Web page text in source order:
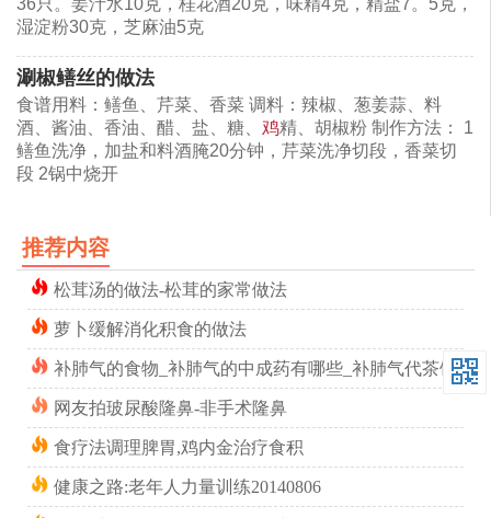
36只。姜汁水10克，桂花酒20克，味精4克，精盐7。5克，
湿淀粉30克，芝麻油5克
涮椒鳝丝的做法
食谱用料：鳝鱼、芹菜、香菜 调料：辣椒、葱姜蒜、料
酒、酱油、香油、醋、盐、糖、 鸡精、胡椒粉 制作方法： 1
鳝鱼洗净，加盐和料酒腌20分钟，芹菜洗净切段，香菜切
段 2锅中烧开
推荐内容
松茸汤的做法-松茸的家常做法
萝卜缓解消化积食的做法
补肺气的食物_补肺气的中成药有哪些_补肺气代茶饮
网友拍玻尿酸隆鼻-非手术隆鼻
食疗法调理脾胃,鸡内金治疗食积
健康之路:老年人力量训练20140806